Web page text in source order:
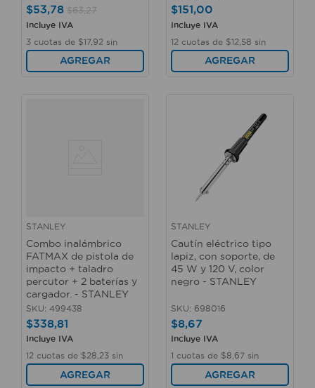
$53,78 $63,27
Incluye IVA
3 cuotas de $17, 92 sin
interés
AGREGAR
$151,00
Incluye IVA
12 cuotas de $12 58 sin
interés
AGREGAR
STANLEY
Combo inalámbrico
FATMAX de pistola de
impacto + taladro
percutor + 2 baterías y
cargador. - STANLEY
SKU: 499438
$338,81
Incluye IVA
12 cuotas de $28 23 sin
interés
AGREGAR
STANLEY
Cautín eléctrico tipo
lapiz, con soporte, de
45 W y 120 V, color
negro - STANLEY
SKU: 698016
$8,67
Incluye IVA
1 cuotas de $8 67 sin
interés
AGREGAR